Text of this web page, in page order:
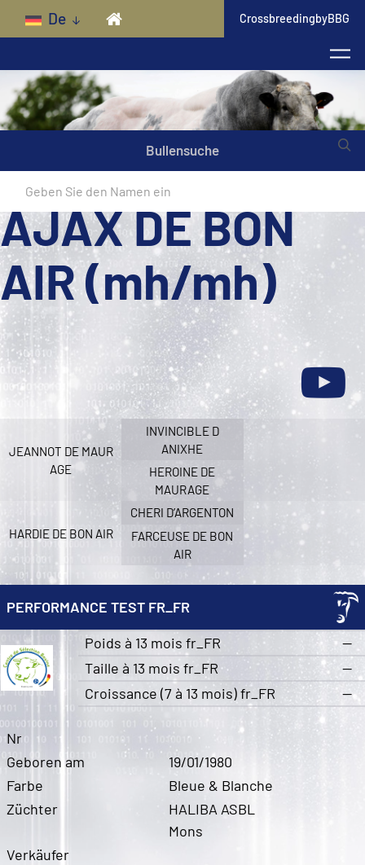
Skip to main content
De CrossbreedingbyBBG
Bullensuche
AJAX DE BON
AIR (mh/mh)
JEANNOT DE MAUR
AGE
INVINCIBLE D
ANIXHE
HEROINE DE
MAURAGE
HARDIE DE BON AIR
CHERI D’ARGENTON
FARCEUSE DE BON
AIR
PERFORMANCE TEST FR_FR
Poids à 13 mois fr_FR
—
Taille à 13 mois fr_FR
—
Croissance (7 à 13 mois) fr_FR
—
Nr
Geboren am
19/01/1980
Farbe
Bleue & Blanche
Züchter
HALIBA ASBL
Mons
Verkäufer